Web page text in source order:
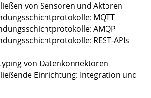
von Sensoren und Aktoren
MQTT
AMQP
REST-APIs
von Datenkonnektoren
Einrichtung: Integration und